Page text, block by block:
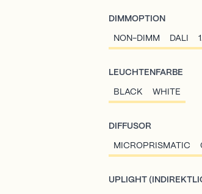
DIMMOPTION
NON-DIMM DALI
LEUCHTENFARBE
BLACK WHITE
DIFFUSOR
MICROPRISMATIC
UPLIGHT